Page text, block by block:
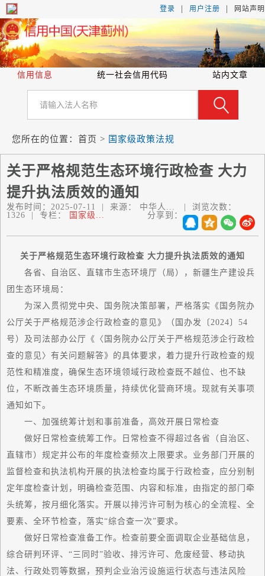
登录 用户注册 网站声明
信用信息 统一社会信用代码 站内文章
您所在的位置： 首页 > 国家级政策法规
关于严格规范生态环境行政检查 大力
提升执法质效的通知
发布时间： 2025-07-11 来源： 中华人...
浏览次数：
1326
专栏： 国家级... 分享到：
关于严格规范生态环境行政检查 大力提升执法质效的通知
各省、自治区、直辖市生态环境厅（局），新疆生产建设兵
团生态环境局：
为深入贯彻党中央、国务院决策部署，严格落实《国务院办
公厅关于严格规范涉企行政检查的意见》（国办发〔2024〕54
号）及司法部办公厅《〈国务院办公厅关于严格规范涉企行政检
查的意见〉有关问题解答》的具体要求，着力提升行政检查的规
范性和精准度，确保生态环境领域行政检查既不越位、也不缺
位，不断改善生态环境质量，持续优化营商环境。现就有关事项
通知如下。
一、加强统筹计划和事前准备， 高效开展日常检查
做好日常检查统筹工作。日常检查不得超过各省（自治区、
直辖市）规定并公布的年度检查频次上限要求。业务部门开展的
监督检查和执法机构开展的执法检查均属于行政检查，应分别制
定年度检查计划，明确检查范围、内容和标准，由指定的部门牵
头统筹，按月细化落实。开展以排污许可制为核心的全流程、全
要素、全环节检查，落实“综合查一次”要求。
做好日常检查准备工作。检查前要全面调取企业基础信息，
综合研判环评、“三同时”验收、排污许可、危废经营、移动执
法、行政处罚等数据，预判企业治污设施运行状态与违法风险